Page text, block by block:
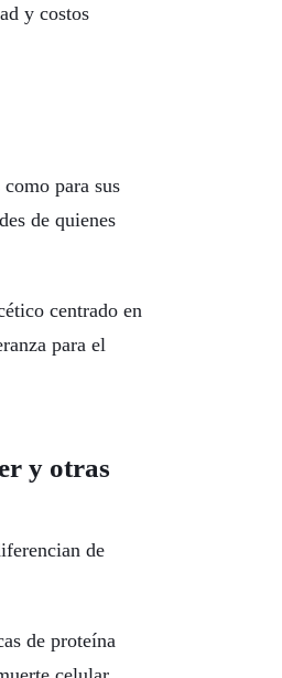
y costos
para sus
de quienes
centrado en
para el
y otras
de
de proteína